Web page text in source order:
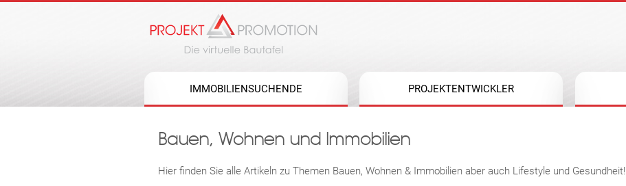
IMMOBILIENSUCHENDE PROJEKTENTWICKLER
Bauen, Wohnen und Immobilien
Hier finden Sie alle Artikeln zu Themen Bauen, Wohnen & Immobilien aber auch Lifestyle und Gesundheit!